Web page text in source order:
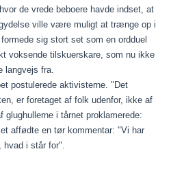
de vrede beboere havde indset, at
ville være muligt at trænge op i
sig stort set som en ordduel
voksende tilskuerskare, som nu ikke
langvejs fra.
postulerede aktivisterne. "Det
er foretaget af folk udenfor, ikke af
i tårnet proklamerede:
affødte en tør kommentar: "Vi har
i står for".